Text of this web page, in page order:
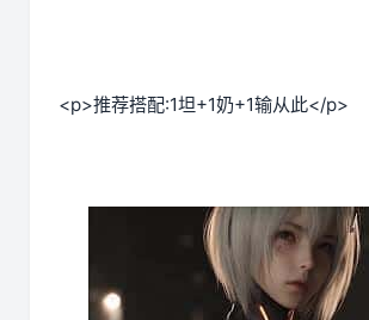
<p>推荐搭配:1坦+1奶+1输从此</p>